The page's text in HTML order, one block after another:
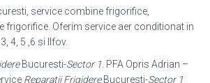
service combine frigorifice,
frigorifice. Oferim service aer conditionat in
3, 4, 5 ,6 si Ilfov.
Bucuresti-Sector 1. PFA Opris Adrian –
Reparatii FrigidereBucuresti-Sector 1